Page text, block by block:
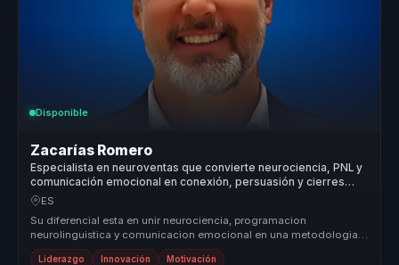
Disponible
Zacarías Romero
Especialista en neuroventas que convierte neurociencia, PNL y
comunicación emocional en conexión, persuasión y cierres
inteligentes para equipos comerciales.
ES
Su diferencial esta en unir neurociencia, programacion
neurolinguistica y comunicacion emocional en una metodologia
muy accionable. No ha...
Liderazgo Innovación Motivación